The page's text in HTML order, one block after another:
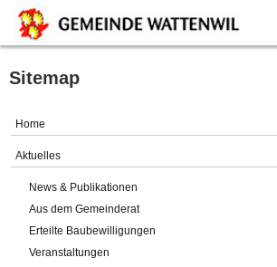
Home
Gemeinde
Verwaltung
Sitemap
Home
Aktuelles
News & Publikationen
Aus dem Gemeinderat
Erteilte Baubewilligungen
Veranstaltungen